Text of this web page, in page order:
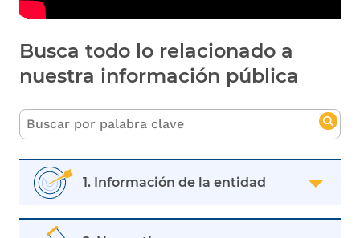
Busca todo lo relacionado a
nuestra información pública
1. Información de la entidad